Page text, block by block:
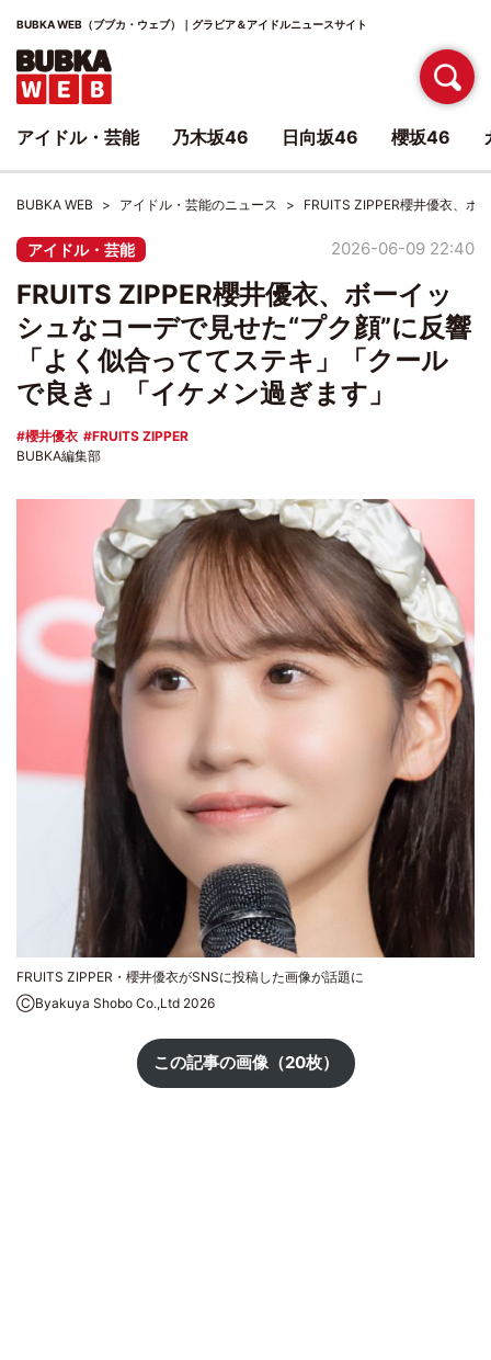
BUBKA WEB（ブブカ・ウェブ）｜グラビア＆アイドルニュースサイト
BUBKA WEB アイドル・芸能のニュース FRUITS ZIPPER櫻井優衣、ボ
アイドル・芸能 2026-06-09 22:40
FRUITS ZIPPER櫻井優衣、ボーイッ
シュなコーデで見せた“プク顔”に反響
「よく似合っててステキ」「クール
で良き」「イケメン過ぎます」
櫻井優衣
FRUITS ZIPPER
BUBKA編集部
FRUITS ZIPPER・櫻井優衣がSNSに投稿した画像が話題に
ⒸByakuya Shobo Co.,Ltd 2026
この記事の画像（20枚）
アイドル・芸能 乃木坂46 日向坂46 櫻坂46